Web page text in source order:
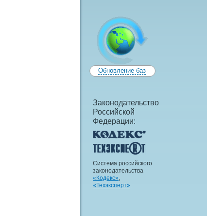
Обновление баз
Законодательство
Российской
Федерации:
Система российского
законодательства
«Кодекс»,
«Техэксперт».